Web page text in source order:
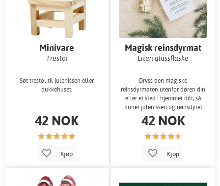
Minivare
Trestol
Søt trestol til julenissen eller
dukkehuset.
42 NOK
Kjøp
Magisk reinsdyrmat
Liten glassflaske
Dryss den magiske
reinsdyrmaten utenfor døren din
eller et sted i hjemmet ditt, så
finner julenissen og reinsdyret
veien til deg
42 NOK
Kjøp